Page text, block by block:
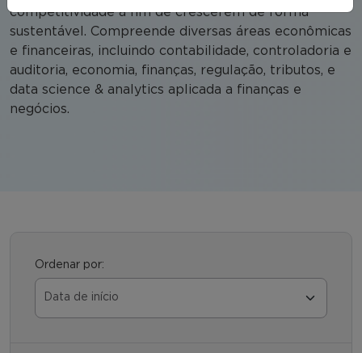
competitividade a fim de crescerem de forma
sustentável. Compreende diversas áreas econômicas
e financeiras, incluindo contabilidade, controladoria e
auditoria, economia, finanças, regulação, tributos, e
data science & analytics aplicada a finanças e
negócios.
Ordenar por: